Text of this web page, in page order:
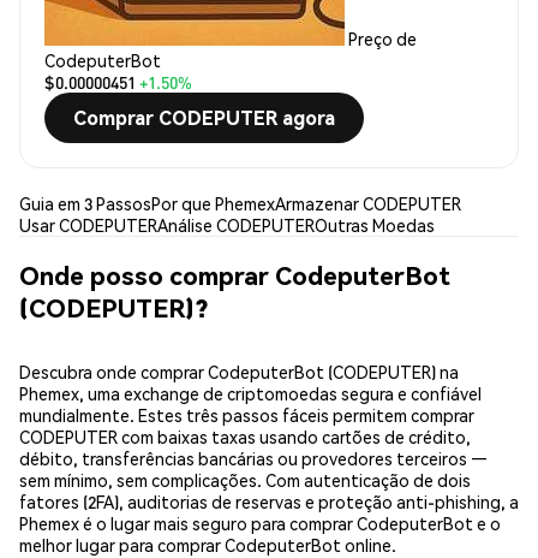
Preço de
CodeputerBot
$0.00000451 +1.50%
Comprar CODEPUTER agora
Guia em 3 PassosPor que PhemexArmazenar CODEPUTER
Usar CODEPUTERAnálise CODEPUTEROutras Moedas
Onde posso comprar CodeputerBot
(CODEPUTER)?
Descubra onde comprar CodeputerBot (CODEPUTER) na
Phemex, uma exchange de criptomoedas segura e confiável
mundialmente. Estes três passos fáceis permitem comprar
CODEPUTER com baixas taxas usando cartões de crédito,
débito, transferências bancárias ou provedores terceiros —
sem mínimo, sem complicações. Com autenticação de dois
fatores (2FA), auditorias de reservas e proteção anti-phishing, a
Phemex é o lugar mais seguro para comprar CodeputerBot e o
melhor lugar para comprar CodeputerBot online.